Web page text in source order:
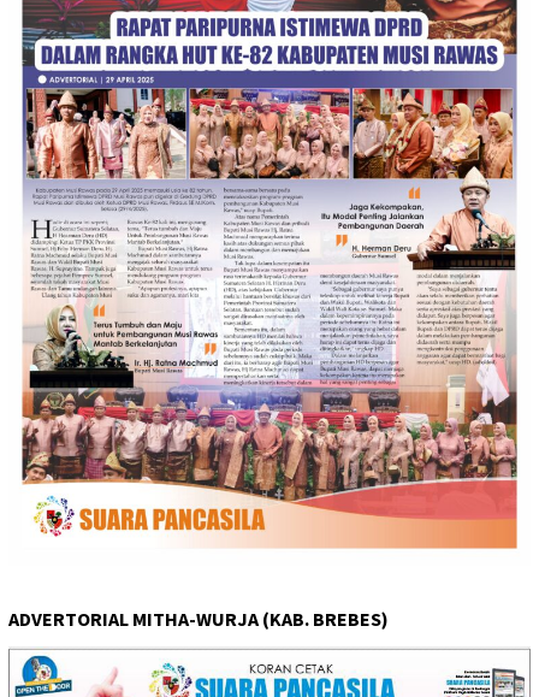
ADVERTORIAL MITHA-WURJA (KAB. BREBES)